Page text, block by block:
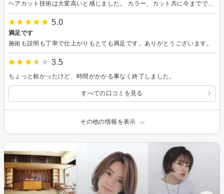
ヘアカット技術は大変高いと感じました。 カラー、カット共に今までで一番満足してます。 店内は窓が多く、閑静な住宅街にあるため、開放感もあり、癒される場だと思います。
5.0
満足です
施術も説明も丁寧で仕上がりもとても満足です。ありがとうございます。
3.5
ちょっと粗かったけど、時間がかかる事なく終了しました。
すべての口コミを見る
その他の情報を表示